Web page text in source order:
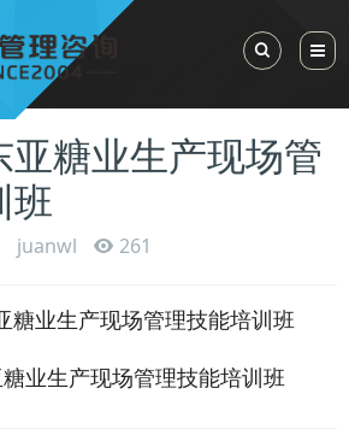
Toggle
亚糖业生产现场管
班
juanwl 261
业生产现场管理技能培训班